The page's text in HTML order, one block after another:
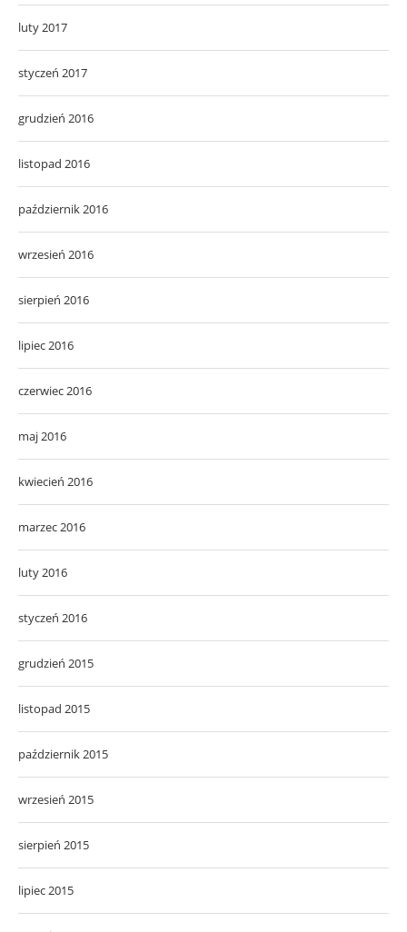
luty 2017
styczeń 2017
grudzień 2016
listopad 2016
październik 2016
wrzesień 2016
sierpień 2016
lipiec 2016
czerwiec 2016
maj 2016
kwiecień 2016
marzec 2016
luty 2016
styczeń 2016
grudzień 2015
listopad 2015
październik 2015
wrzesień 2015
sierpień 2015
lipiec 2015